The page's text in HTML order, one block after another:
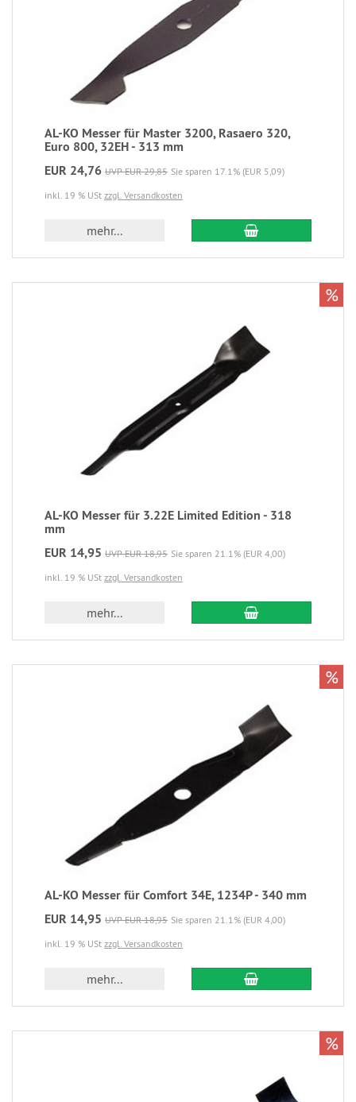
AL-KO Messer für Master 3200, Rasaero 320,
Euro 800, 32EH - 313 mm
EUR 24,76 UVP EUR 29,85 Sie sparen 17.1% (EUR 5,09)
inkl. 19 % USt zzgl. Versandkosten
mehr...
AL-KO Messer für 3.22E Limited Edition - 318
mm
EUR 14,95 UVP EUR 18,95 Sie sparen 21.1% (EUR 4,00)
inkl. 19 % USt zzgl. Versandkosten
mehr...
%
AL-KO Messer für Comfort 34E, 1234P - 340 mm
EUR 14,95 UVP EUR 18,95 Sie sparen 21.1% (EUR 4,00)
inkl. 19 % USt zzgl. Versandkosten
mehr...
%
%